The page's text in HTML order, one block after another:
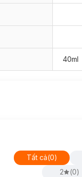
40ml
Tất cả(0)
2
(0)